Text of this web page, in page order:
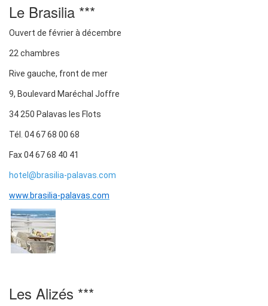
Le Brasilia ***
Ouvert de février à décembre
22 chambres
Rive gauche, front de mer
9, Boulevard Maréchal Joffre
34 250 Palavas les Flots
Tél. 04 67 68 00 68
Fax 04 67 68 40 41
hotel@brasilia-palavas.com
www.brasilia-palavas.com
Les Alizés ***